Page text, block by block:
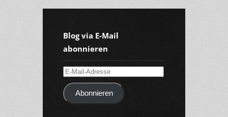
Blog via E-Mail
abonnieren
E-
Mail-
AdresseAbonnieren